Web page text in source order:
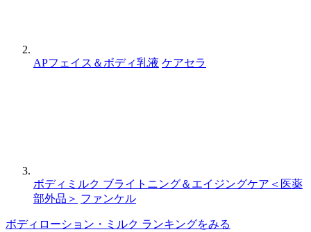
APフェイス＆ボディ乳液 ケアセラ
ボディミルク ブライトニング＆エイジングケア＜医薬
部外品＞ ファンケル
ボディローション・ミルク ランキングをみる